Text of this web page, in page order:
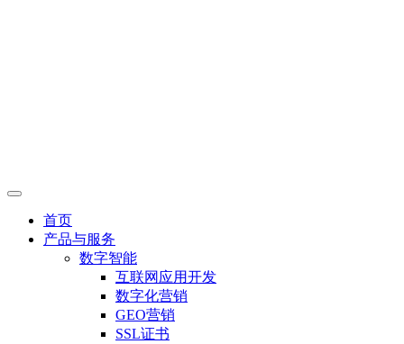
首页
产品与服务
数字智能
互联网应用开发
数字化营销
GEO营销
SSL证书